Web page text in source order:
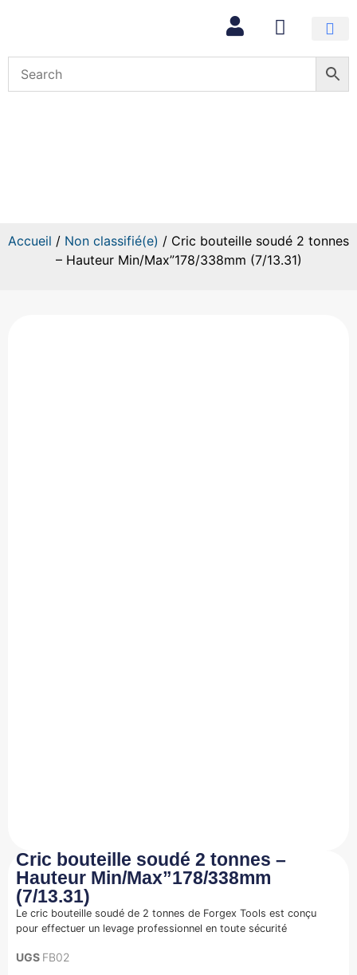
Accueil / Non classifié(e) / Cric bouteille soudé 2 tonnes
– Hauteur Min/Max”178/338mm (7/13.31)
Cric bouteille soudé 2 tonnes –
Hauteur Min/Max”178/338mm
(7/13.31)
Le cric bouteille soudé de 2 tonnes de Forgex Tools est conçu
pour effectuer un levage professionnel en toute sécurité
UGS FB02